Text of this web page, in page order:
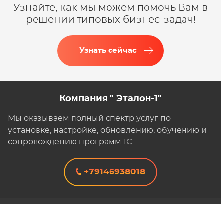
Узнайте, как мы можем помочь Вам в
решении типовых бизнес-задач!
Узнать сейчас
Компания " Эталон-1"
Мы оказываем полный спектр услуг по
установке, настройке, обновлению, обучению и
сопровождению программ 1С.
+79146938018